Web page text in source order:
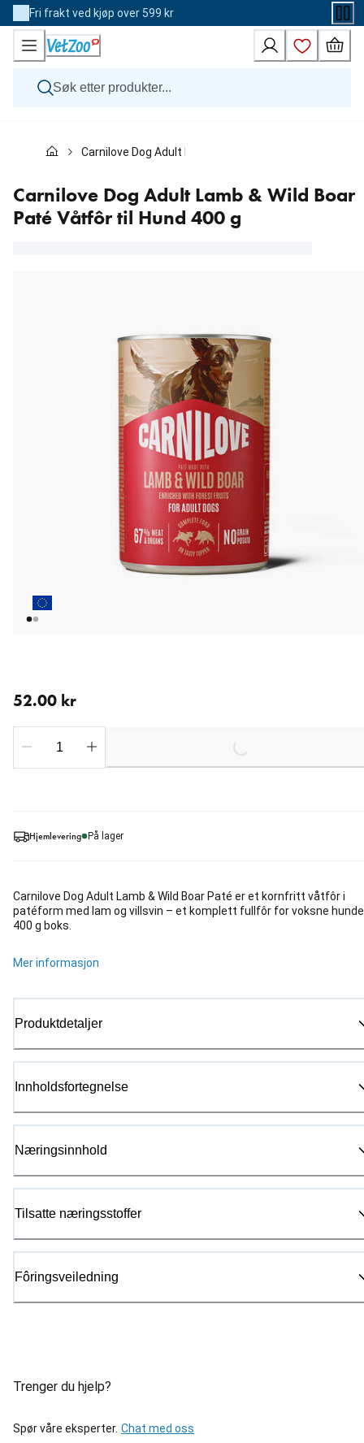
Skip
to
Content
Fri frakt ved kjøp over 599 kr
Katt
Andre dyr
Merker
Nyheter
Carnilove Dog Adult Lamb & Wild Boar Paté Våtfôr til
Carnilove Dog Adult Lamb & Wild Boar
Paté Våtfôr til Hund 400 g
Hjemlevering På lager
Carnilove Dog Adult Lamb & Wild Boar Paté er et kornfritt våtfôr i
patéform med lam og villsvin – et komplett fullfôr for voksne
400 g boks.
Mer informasjon
Produktdetaljer
Innholdsfortegnelse
Næringsinnhold
Tilsatte næringsstoffer
Fôringsveiledning
Trenger du hjelp?
Spør våre eksperter. Chat med oss
52.00 kr